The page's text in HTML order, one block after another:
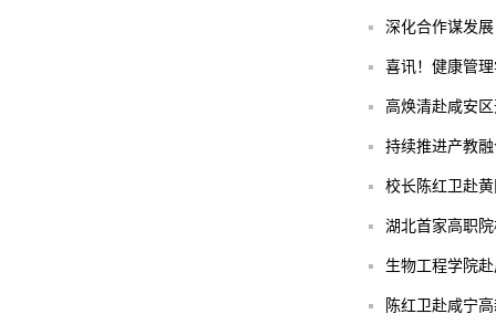
深化合作谋发
喜讯！健康管
高焕清赴咸安
持续推进产教
校长陈红卫赴
湖北首家高职
生物工程学院
陈红卫赴咸宁